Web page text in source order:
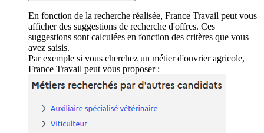
En fonction de la recherche réalisée, France Travail peut vous
afficher des suggestions de recherche d'offres. Ces
suggestions sont calculées en fonction des critères que vous
avez saisis.
Par exemple si vous cherchez un métier d'ouvrier agricole,
France Travail peut vous proposer :